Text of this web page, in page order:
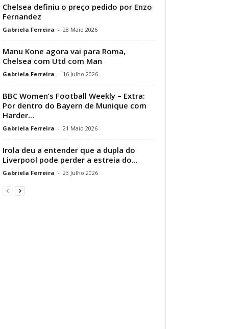
Chelsea definiu o preço pedido por Enzo
Fernandez
Gabriela Ferreira - 28 Maio 2026
Manu Kone agora vai para Roma,
Chelsea com Utd com Man
Gabriela Ferreira - 16 Julho 2026
BBC Women’s Football Weekly – Extra:
Por dentro do Bayern de Munique com
Harder...
Gabriela Ferreira - 21 Maio 2026
Irola deu a entender que a dupla do
Liverpool pode perder a estreia do...
Gabriela Ferreira - 23 Julho 2026